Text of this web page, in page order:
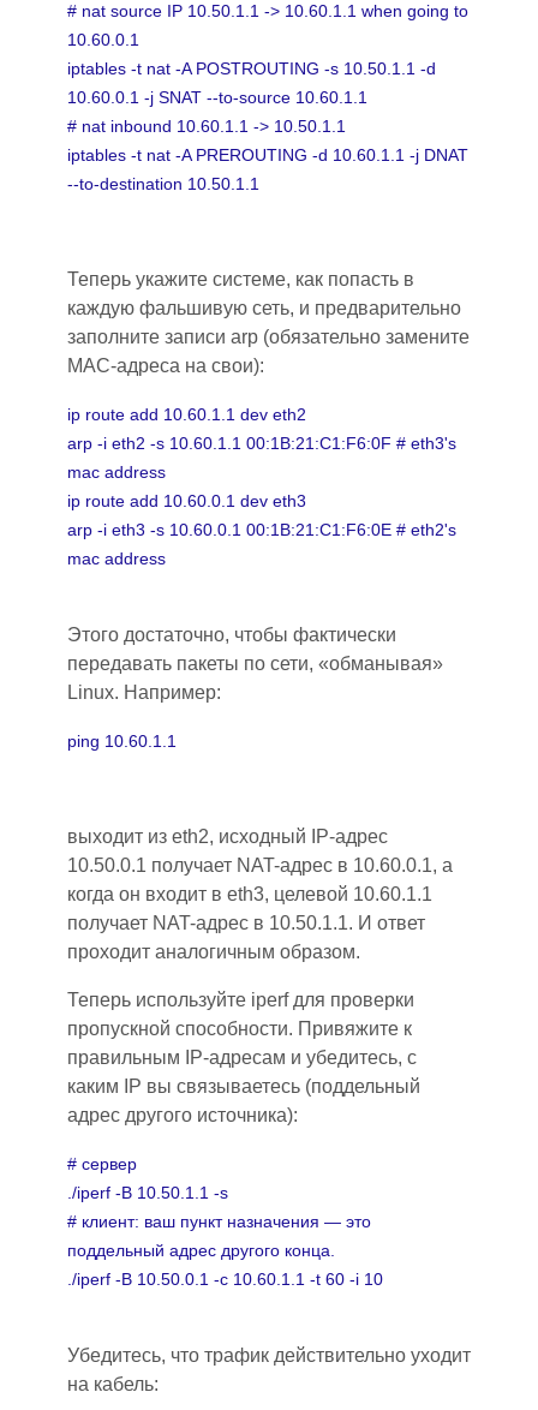
# nat source IP 10.50.1.1 -> 10.60.1.1 when going to
10.60.0.1
iptables -t nat -A POSTROUTING -s 10.50.1.1 -d
10.60.0.1 -j SNAT --to-source 10.60.1.1
# nat inbound 10.60.1.1 -> 10.50.1.1
iptables -t nat -A PREROUTING -d 10.60.1.1 -j DNAT
--to-destination 10.50.1.1
Теперь укажите системе, как попасть в
каждую фальшивую сеть, и предварительно
заполните записи arp (обязательно замените
MAC-адреса на свои):
ip route add 10.60.1.1 dev eth2
arp -i eth2 -s 10.60.1.1 00:1B:21:C1:F6:0F # eth3's
mac address
ip route add 10.60.0.1 dev eth3
arp -i eth3 -s 10.60.0.1 00:1B:21:C1:F6:0E # eth2's
mac address
Этого достаточно, чтобы фактически
передавать пакеты по сети, «обманывая»
Linux. Например:
ping 10.60.1.1
выходит из eth2, исходный IP-адрес
10.50.0.1 получает NAT-адрес в 10.60.0.1, а
когда он входит в eth3, целевой 10.60.1.1
получает NAT-адрес в 10.50.1.1. И ответ
проходит аналогичным образом.
Теперь используйте iperf для проверки
пропускной способности. Привяжите к
правильным IP-адресам и убедитесь, с
каким IP вы связываетесь (поддельный
адрес другого источника):
# сервер
./iperf -B 10.50.1.1 -s
# клиент: ваш пункт назначения — это
поддельный адрес другого конца.
./iperf -B 10.50.0.1 -c 10.60.1.1 -t 60 -i 10
Убедитесь, что трафик действительно уходит
на кабель: